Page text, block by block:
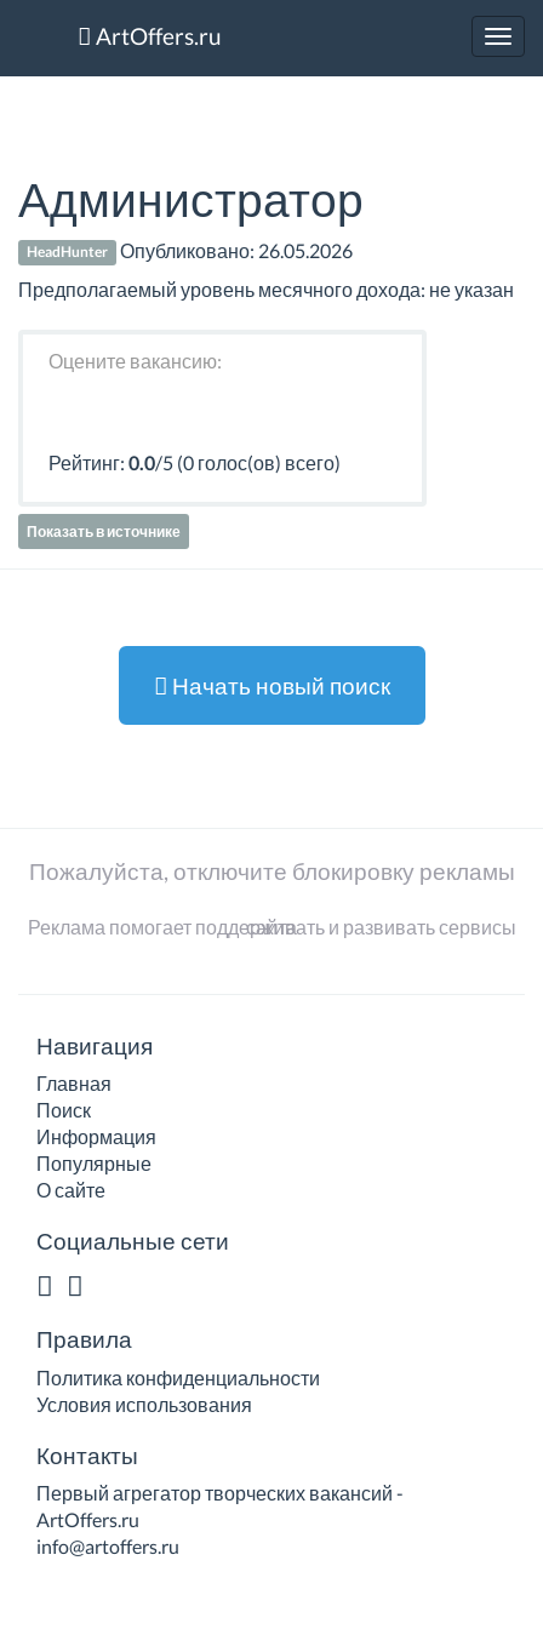
ArtOffers.ru
Администратор
HeadHunter Опубликовано: 26.05.2026
Предполагаемый уровень месячного дохода: не указан
Оцените вакансию:
Рейтинг: 0.0/5 (0 голос(ов) всего)
Показать в источнике
Начать новый поиск
Пожалуйста, отключите блокировку рекламы
Реклама помогает поддерживать и развивать сервисы сайта
Навигация
Главная
Поиск
Информация
Популярные
О сайте
Социальные сети
Правила
Политика конфиденциальности
Условия использования
Контакты
Первый агрегатор творческих вакансий -
ArtOffers.ru
info@artoffers.ru